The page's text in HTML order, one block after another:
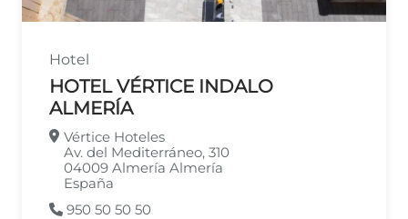
Hotel
HOTEL VÉRTICE INDALO
ALMERÍA
Vértice Hoteles
Av. del Mediterráneo, 310
04009 Almería Almería
España
950 50 50 50